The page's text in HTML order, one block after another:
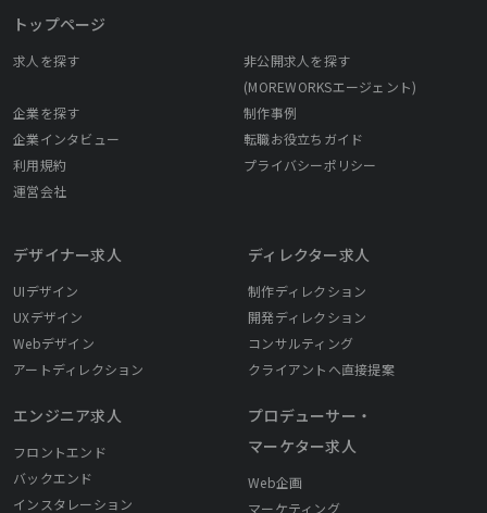
トップページ
求人を探す
非公開求人を探す
(MOREWORKSエージェント)
企業を探す
制作事例
企業インタビュー
転職お役立ちガイド
利用規約
プライバシーポリシー
運営会社
デザイナー求人
UIデザイン
UXデザイン
Webデザイン
アートディレクション
エンジニア求人
フロントエンド
バックエンド
インスタレーション
ディレクター求人
制作ディレクション
開発ディレクション
コンサルティング
クライアントへ直接提案
プロデューサー・
マーケター求人
Web企画
マーケティング